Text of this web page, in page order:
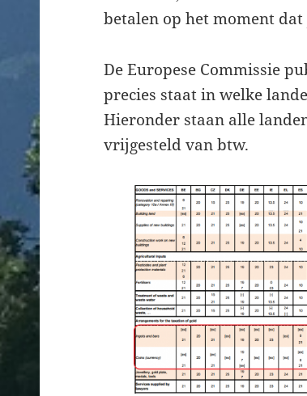
betalen op het moment
De Europese Commissie
precies staat in welke
Hieronder staan alle
vrijgesteld van btw.